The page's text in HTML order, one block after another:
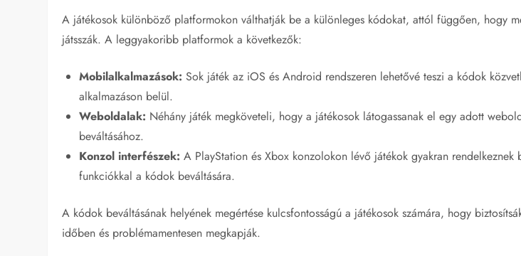
A játékosok különböző platformokon válthatják be a különleges kódokat, attól függően, hogy
játsszák. A leggyakoribb platformok a következők:
Mobilalkalmazások: Sok játék az iOS és Android rendszeren lehetővé teszi a kódok
alkalmazáson belül.
Weboldalak: Néhány játék megköveteli, hogy a játékosok látogassanak el egy adott
beváltásához.
Konzol interfészek: A PlayStation és Xbox konzolokon lévő játékok gyakran rendelkeznek
funkciókkal a kódok beváltására.
A kódok beváltásának helyének megértése kulcsfontosságú a játékosok számára, hogy
időben és problémamentesen megkapják.